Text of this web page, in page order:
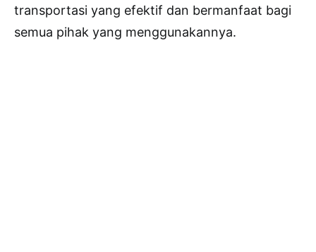
transportasi yang efektif dan bermanfaat bagi
semua pihak yang menggunakannya.